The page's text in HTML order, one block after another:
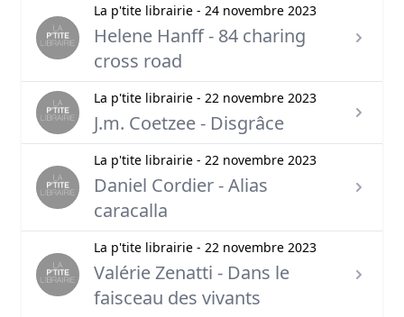
La p'tite librairie - 24 novembre 2023
Helene Hanff - 84 charing
cross road
La p'tite librairie - 22 novembre 2023
J.m. Coetzee - Disgrâce
La p'tite librairie - 22 novembre 2023
Daniel Cordier - Alias
caracalla
La p'tite librairie - 22 novembre 2023
Valérie Zenatti - Dans le
faisceau des vivants